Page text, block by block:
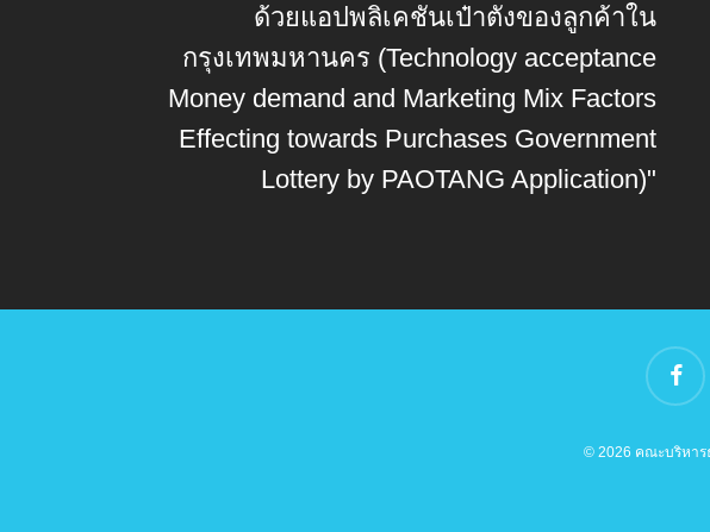
ด้วยแอปพลิเคชันเป๋าตังของลูกค้าใน
กรุงเทพมหานคร (Technology acceptance
Money demand and Marketing Mix Factors
Effecting towards Purchases Government
Lottery by PAOTANG Application)"
facebook
© 2026 คณะบริหาร